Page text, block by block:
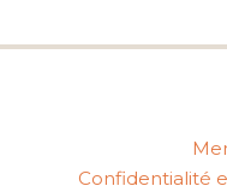
Confidentialité